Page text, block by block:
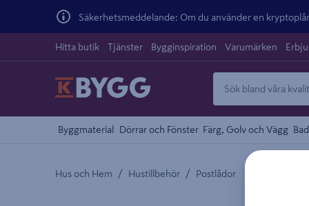
Säkerhetsmeddelande: Om du använder en
Hitta butik Tjänster Bygginspiration Varumärken
Byggmaterial Dörrar och Fönster Färg, Golv och Vägg
Hus och Hem / Hustillbehör / Postlådor